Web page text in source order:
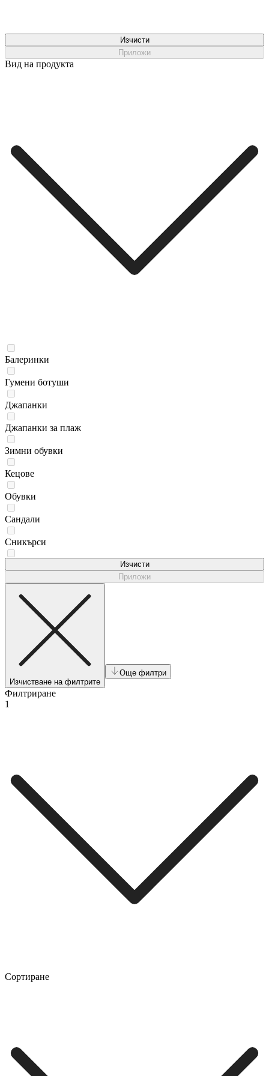
Изчисти
Приложи
Вид на продукта
Балеринки
Гумени ботуши
Джапанки
Джапанки за плаж
Зимни обувки
Кецове
Обувки
Сандали
Сникърси
Изчисти
Приложи
Изчистване на филтрите
Още филтри
Филтриране
1
Сортиране